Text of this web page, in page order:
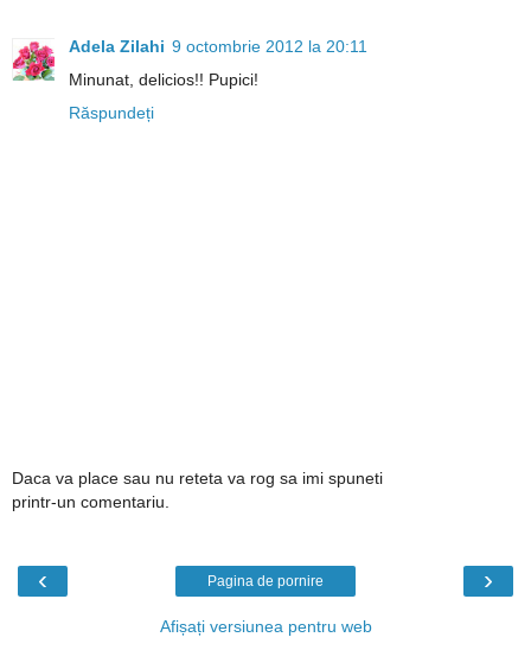
Adela Zilahi 9 octombrie 2012 la 20:11
Minunat, delicios!! Pupici!
Răspundeți
Daca va place sau nu reteta va rog sa imi spuneti
printr-un comentariu.
‹ ›
Pagina de pornire
Afișați versiunea pentru web